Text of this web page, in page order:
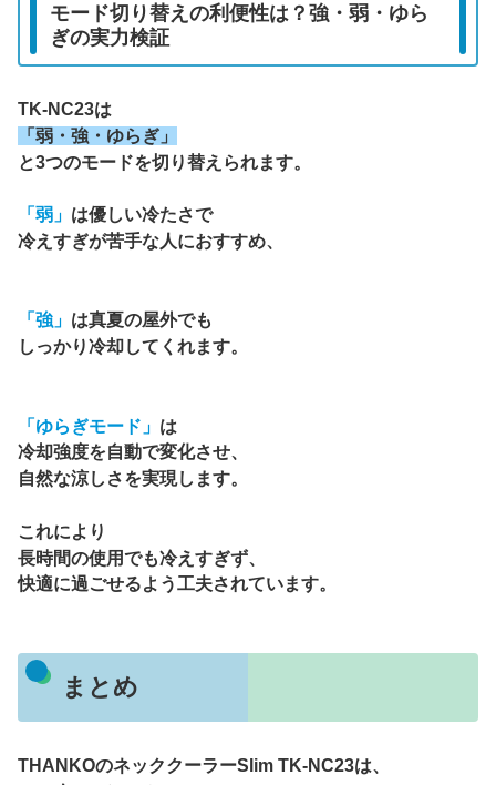
モード切り替えの利便性は？強・弱・ゆら
ぎの実力検証
TK-NC23は
「弱・強・ゆらぎ」
と3つのモードを切り替えられます。
「弱」 は優しい冷たさで
冷えすぎが苦手な人におすすめ、
「強」 は真夏の屋外でも
しっかり冷却してくれます。
「ゆらぎモード」 は
冷却強度を自動で変化させ、
自然な涼しさを実現します。
これにより
長時間の使用でも冷えすぎず、
快適に過ごせるよう工夫されています。
まとめ
THANKOのネッククーラーSlim TK-NC23は、